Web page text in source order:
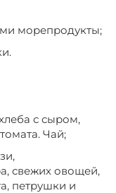
морепродукты;
с сыром,
Чай;
свежих овощей,
петрушки и